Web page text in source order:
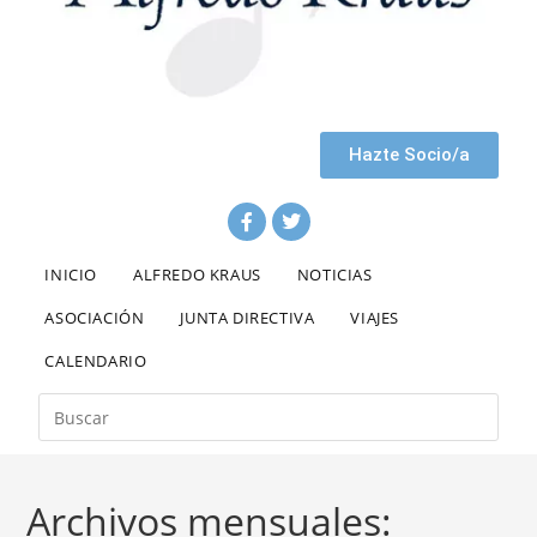
Hazte Socio/a
INICIO ALFREDO KRAUS
NOTICIAS
ASOCIACIÓN
JUNTA DIRECTIVA
VIAJES
CALENDARIO
Archivos mensuales: